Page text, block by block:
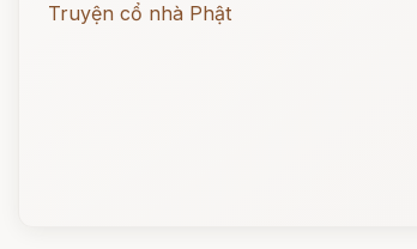
Truyện cổ nhà Phật